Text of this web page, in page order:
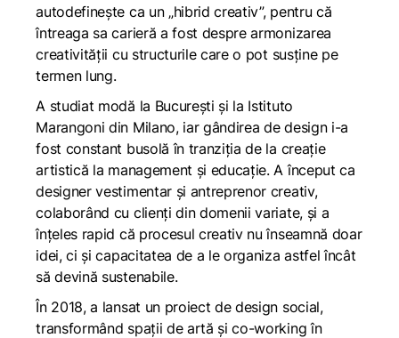
autodefinește ca un „hibrid creativ”, pentru că
întreaga sa carieră a fost despre armonizarea
creativității cu structurile care o pot susține pe
termen lung.
A studiat modă la București și la Istituto
Marangoni din Milano, iar gândirea de design i-a
fost constant busolă în tranziția de la creație
artistică la management și educație. A început ca
designer vestimentar și antreprenor creativ,
colaborând cu clienți din domenii variate, și a
înțeles rapid că procesul creativ nu înseamnă doar
idei, ci și capacitatea de a le organiza astfel încât
să devină sustenabile.
În 2018, a lansat un proiect de design social,
transformând spații de artă și co-working în